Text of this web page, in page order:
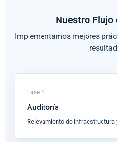
Nuestro Flujo
Implementamos mejores
Fase 1
Auditoría
Relevamiento de infraestructura